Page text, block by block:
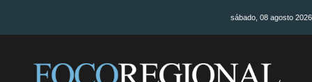
sábado, 08 agosto 2026